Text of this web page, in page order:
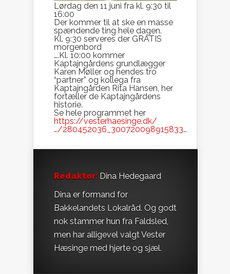
Lørdag den 11 juni fra kl. 9:30 til
16:00
Der kommer til at ske en masse
spændende ting hele dagen.
Kl. 9:30 serveres der GRATIS
morgenbord
….Kl. 10:00 kommer
Kaptajngårdens grundlægger
Karen Møller og hendes tro
“partner” og kollega fra
Kaptajngården Rita Hansen, her
fortæller de Kaptajngårdens
historie.
Se hele programmet her
https://vesterhaesinge.dk/
…/280452036_300720098915833…
Redaktør: Dina Hedegaard
Dina er formand for
Bakkelandets Lokalråd. Og godt
nok stammer hun fra Faldsled,
men har alligevel valgt Vester
Hæsinge med hjerte og sjæl.